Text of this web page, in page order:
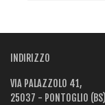
INDIRIZZO
VIA PALAZZOLO 41,
25037 - PONTOGLIO (BS)